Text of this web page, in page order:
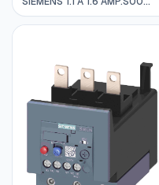
3RU2116-1AB0